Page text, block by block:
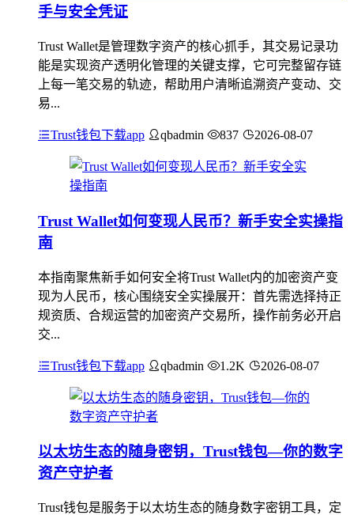
手与安全凭证
Trust Wallet是管理数字资产的核心抓手，其交易记录功
能是实现资产透明化管理的关键支撑，它可完整留存链
上每一笔交易的轨迹，帮助用户清晰追溯资产变动、交
易...
Trust钱包下载app qbadmin 837 2026-08-07
Trust Wallet如何变现人民币？新手安全实操指
南
本指南聚焦新手如何安全将Trust Wallet内的加密资产变
现为人民币，核心围绕安全实操展开：首先需选择持正
规资质、合规运营的加密资产交易所，操作前务必开启
交...
Trust钱包下载app qbadmin 1.2K 2026-08-07
以太坊生态的随身密钥，Trust钱包—你的数字
资产守护者
Trust钱包是服务于以太坊生态的随身数字密钥工具，定